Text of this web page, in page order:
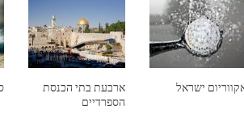
ארבעת בתי הכנסת
הספרדיים
ישראל